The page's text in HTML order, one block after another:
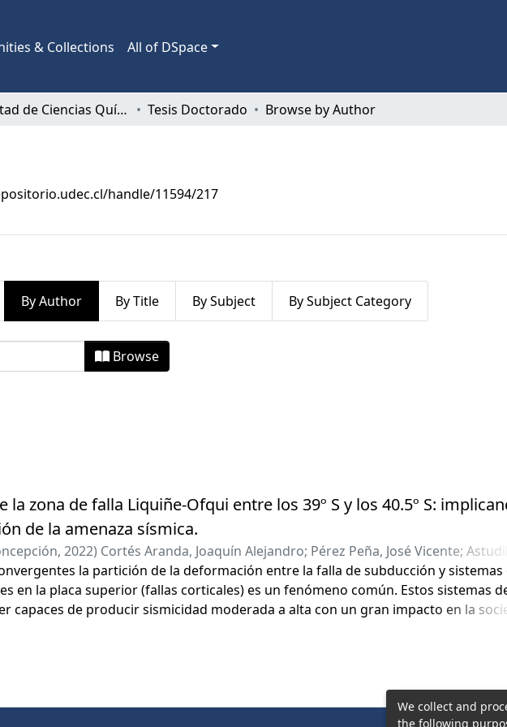
& Collections All of DSpace
Facultad de Ciencias Químicas Tesis Doctorado Browse by Author
handle/11594/217
By Author By Title By Subject By Subject Category
Author "Astudillo Sotomayor, Luis Alberto"
Browse
la zona de falla Liquiñe-Ofqui entre los 39º S y los 40.5º S:
de la amenaza sísmica.
, 2022) Cortés Aranda, Joaquín Alejandro; Pérez Peña, José Vicente;
la partición de la deformación entre la falla de subducción y sistemas
en la placa superior (fallas corticales) es un fenómeno común. Estos sistemas
capaces de producir sismicidad moderada a alta con un gran impacto en la
Ofqui corresponde a un sistema de fallas transpresivas dextrales,
este sistema, entre los 39°S y los 40.5°S, así como la relación que guarda su
de subducción motivan el desarrollo de esta tesis.
We collect and
the following